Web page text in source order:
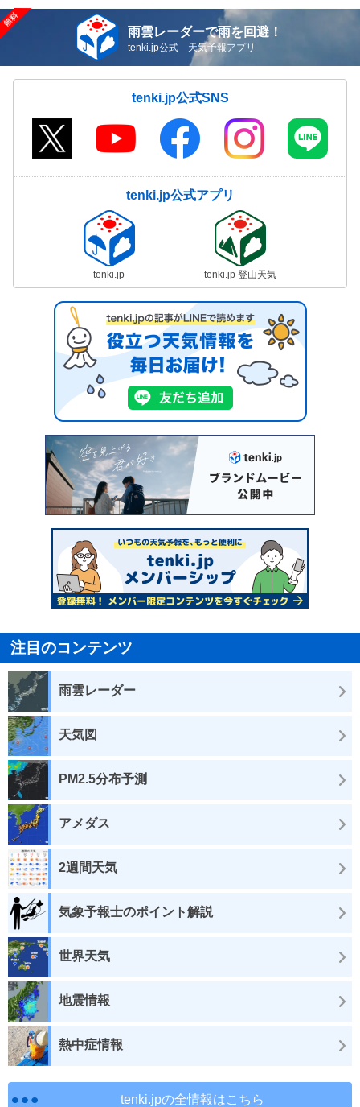
雨雲レーダーで雨を回避！
tenki.jp公式 天気予報アプリ
tenki.jp公式SNS
tenki.jp公式アプリ
tenki.jp tenki.jp 登山天気
注目のコンテンツ
雨雲レーダー
天気図
PM2.5分布予測
アメダス
2週間天気
気象予報士のポイント解説
世界天気
地震情報
熱中症情報
tenki.jpの全情報はこちら